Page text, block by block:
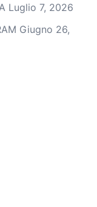
Luglio 7, 2026
Giugno 26,